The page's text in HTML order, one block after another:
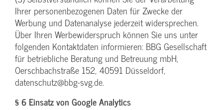
Ihrer personenbezogenen Daten für Zwecke der
Werbung und Datenanalyse jederzeit widersprechen.
Über Ihren Werbewiderspruch können Sie uns unter
folgenden Kontaktdaten informieren: BBG Gesellschaft
für betriebliche Beratung und Betreuung mbH,
Oerschbachstraße 152, 40591 Düsseldorf,
datenschutz@bbg-svg.de.
§ 6 Einsatz von Google Analytics